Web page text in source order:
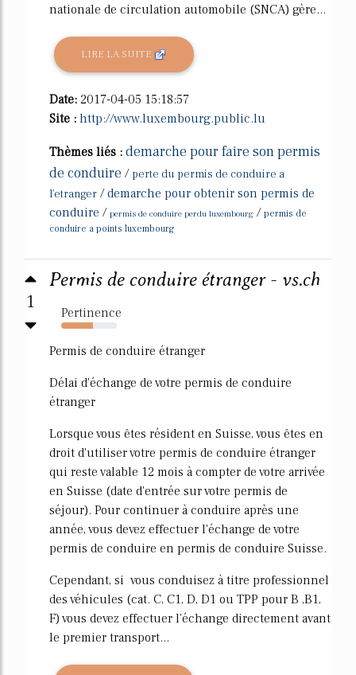
nationale de circulation automobile (SNCA) gère...
LIRE LA SUITE
Date: 2017-04-05 15:18:57
Site : http://www.luxembourg.public.lu
Thèmes liés : demarche pour faire son permis
de conduire / perte du permis de conduire a
l'etranger /demarche pour obtenir son permis de
conduire / permis de conduire perdu luxembourg / permis de
conduire a points luxembourg
1
Permis de conduire étranger - vs.ch
Pertinence
57%
Permis de conduire étranger
Délai d'échange de votre permis de conduire
étranger
Lorsque vous êtes résident en Suisse, vous êtes en
droit d'utiliser votre permis de conduire étranger
qui reste valable 12 mois à compter de votre arrivée
en Suisse (date d'entrée sur votre permis de
séjour). Pour continuer à conduire après une
année, vous devez effectuer l'échange de votre
permis de conduire en permis de conduire Suisse.
Cependant, si vous conduisez à titre professionnel
des véhicules (cat. C, C1, D, D1 ou TPP pour B ,B1,
F) vous devez effectuer l'échange directement avant
le premier transport...